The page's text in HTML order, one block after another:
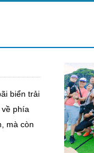
biển trải
phía
mà còn